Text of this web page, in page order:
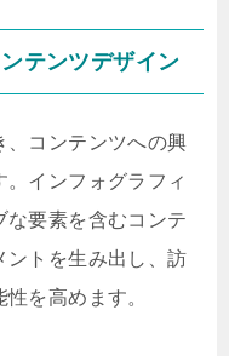
テンツデザイン
、コンテンツへの興
インフォグラフィ
な要素を含むコンテ
ントを生み出し、訪
を高めます。